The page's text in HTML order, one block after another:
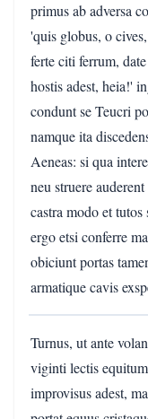
primus ab adversa
'quis globus, o
ferte citi ferrum,
hostis adest, heia!'
condunt se Teucri
namque ita
Aeneas: si qua
neu struere
castra modo et tutos
ergo etsi conferre
obiciunt portas
armatique cavis
Turnus, ut ante
viginti lectis
improvisus adest,